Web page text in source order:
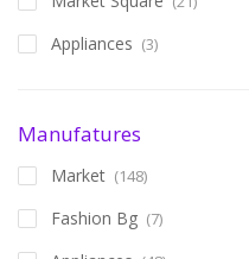
Appliances (3)
Manufatures
Market (148)
Fashion Bg (7)